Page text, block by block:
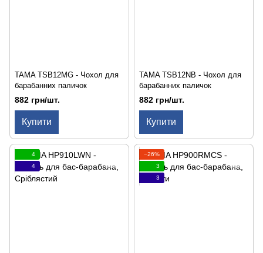
TAMA TSB12MG - Чохол для
барабанних паличок
882 грн/шт.
Купити
TAMA TSB12NB - Чохол для
барабанних паличок
882 грн/шт.
Купити
4
4
−26%
3
3